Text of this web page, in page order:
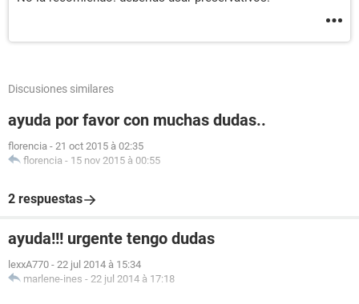
Discusiones similares
ayuda por favor con muchas dudas..
florencia - 21 oct 2015 à 02:35
florencia - 15 nov 2015 à 00:55
2 respuestas
ayuda!!! urgente tengo dudas
lexxA770 - 22 jul 2014 à 15:34
marlene-ines - 22 jul 2014 à 17:18